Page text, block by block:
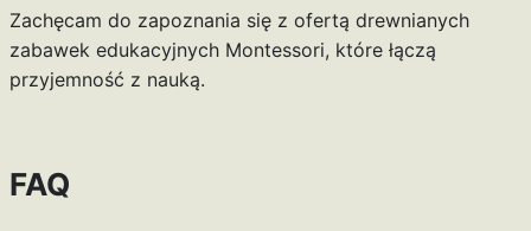
Zachęcam do zapoznania się z ofertą drewnianych
zabawek edukacyjnych Montessori, które łączą
przyjemność z nauką.
FAQ